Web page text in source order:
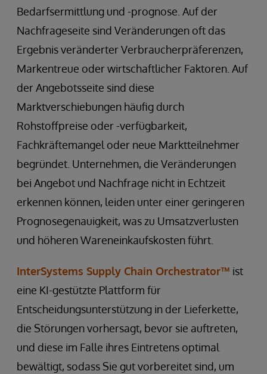
Bedarfsermittlung und -prognose. Auf der
Nachfrageseite sind Veränderungen oft das
Ergebnis veränderter Verbraucherpräferenzen,
Markentreue oder wirtschaftlicher Faktoren. Auf
der Angebotsseite sind diese
Marktverschiebungen häufig durch
Rohstoffpreise oder -verfügbarkeit,
Fachkräftemangel oder neue Marktteilnehmer
begründet. Unternehmen, die Veränderungen
bei Angebot und Nachfrage nicht in Echtzeit
erkennen können, leiden unter einer geringeren
Prognosegenauigkeit, was zu Umsatzverlusten
und höheren Wareneinkaufskosten führt.
InterSystems Supply Chain Orchestrator™ ist
eine KI-gestützte Plattform für
Entscheidungsunterstützung in der Lieferkette,
die Störungen vorhersagt, bevor sie auftreten,
und diese im Falle ihres Eintretens optimal
bewältigt, sodass Sie gut vorbereitet sind, um